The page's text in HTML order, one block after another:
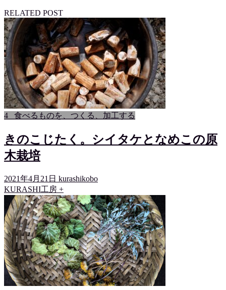
RELATED POST
4 _食べるものを、つくる、加工する
きのこじたく。シイタケとなめこの原
木栽培
2021年4月21日 kurashikobo
KURASHI工房 +